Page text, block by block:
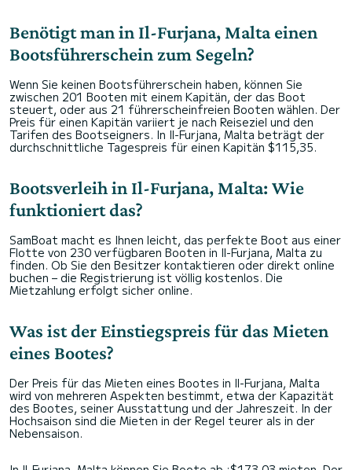
Benötigt man in Il-Furjana, Malta einen
Bootsführerschein zum Segeln?
Wenn Sie keinen Bootsführerschein haben, können Sie
zwischen 201 Booten mit einem Kapitän, der das Boot
steuert, oder aus 21 führerscheinfreien Booten wählen. Der
Preis für einen Kapitän variiert je nach Reiseziel und den
Tarifen des Bootseigners. In Il-Furjana, Malta beträgt der
durchschnittliche Tagespreis für einen Kapitän $115,35.
Bootsverleih in Il-Furjana, Malta: Wie
funktioniert das?
SamBoat macht es Ihnen leicht, das perfekte Boot aus einer
Flotte von 230 verfügbaren Booten in Il-Furjana, Malta zu
finden. Ob Sie den Besitzer kontaktieren oder direkt online
buchen – die Registrierung ist völlig kostenlos. Die
Mietzahlung erfolgt sicher online.
Was ist der Einstiegspreis für das Mieten
eines Bootes?
Der Preis für das Mieten eines Bootes in Il-Furjana, Malta
wird von mehreren Aspekten bestimmt, etwa der Kapazität
des Bootes, seiner Ausstattung und der Jahreszeit. In der
Hochsaison sind die Mieten in der Regel teurer als in der
Nebensaison.